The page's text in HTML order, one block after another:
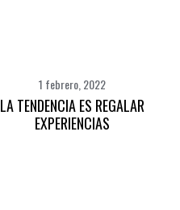
1 febrero, 2022
LA TENDENCIA ES REGALAR
EXPERIENCIAS